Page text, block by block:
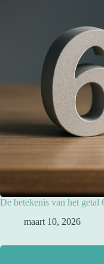
De betekenis van het getal
maart 10, 2026